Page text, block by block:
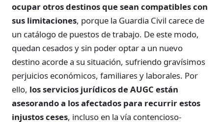
ocupar otros destinos que sean compatibles con
sus limitaciones, porque la Guardia Civil carece de
un catálogo de puestos de trabajo. De este modo,
quedan cesados y sin poder optar a un nuevo
destino acorde a su situación, sufriendo gravísimos
perjuicios económicos, familiares y laborales. Por
ello, los servicios jurídicos de AUGC están
asesorando a los afectados para recurrir estos
injustos ceses, incluso en la vía contencioso-